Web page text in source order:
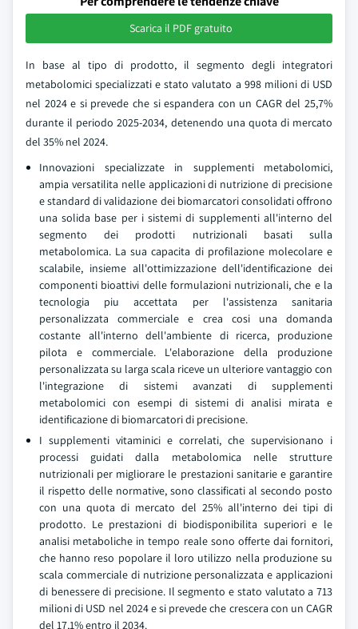
Scarica il PDF gratuito
In base al tipo di prodotto, il segmento degli integratori
metabolomici specializzati e stato valutato a 998 milioni di USD
nel 2024 e si prevede che si espandera con un CAGR del 25,7%
durante il periodo 2025-2034, detenendo una quota di mercato
del 35% nel 2024.
Innovazioni specializzate in supplementi metabolomici,
ampia versatilita nelle applicazioni di nutrizione di precisione
e standard di validazione dei biomarcatori consolidati offrono
una solida base per i sistemi di supplementi all'interno del
segmento dei prodotti nutrizionali basati sulla
metabolomica. La sua capacita di profilazione molecolare e
scalabile, insieme all'ottimizzazione dell'identificazione dei
componenti bioattivi delle formulazioni nutrizionali, che e la
tecnologia piu accettata per l'assistenza sanitaria
personalizzata commerciale e crea cosi una domanda
costante all'interno dell'ambiente di ricerca, produzione
pilota e commerciale. L'elaborazione della produzione
personalizzata su larga scala riceve un ulteriore vantaggio con
l'integrazione di sistemi avanzati di supplementi
metabolomici con esempi di sistemi di analisi mirata e
identificazione di biomarcatori di precisione.
I supplementi vitaminici e correlati, che supervisionano i
processi guidati dalla metabolomica nelle strutture
nutrizionali per migliorare le prestazioni sanitarie e garantire
il rispetto delle normative, sono classificati al secondo posto
con una quota di mercato del 25% all'interno dei tipi di
prodotto. Le prestazioni di biodisponibilita superiori e le
analisi metaboliche in tempo reale sono offerte dai fornitori,
che hanno reso popolare il loro utilizzo nella produzione su
scala commerciale di nutrizione personalizzata e applicazioni
di benessere di precisione. Il segmento e stato valutato a 713
milioni di USD nel 2024 e si prevede che crescera con un CAGR
del 17,1% entro il 2034.